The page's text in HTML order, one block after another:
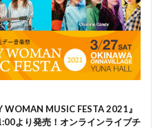
WOMAN MUSIC FESTA 2021』
より発売！オンラインライブチ